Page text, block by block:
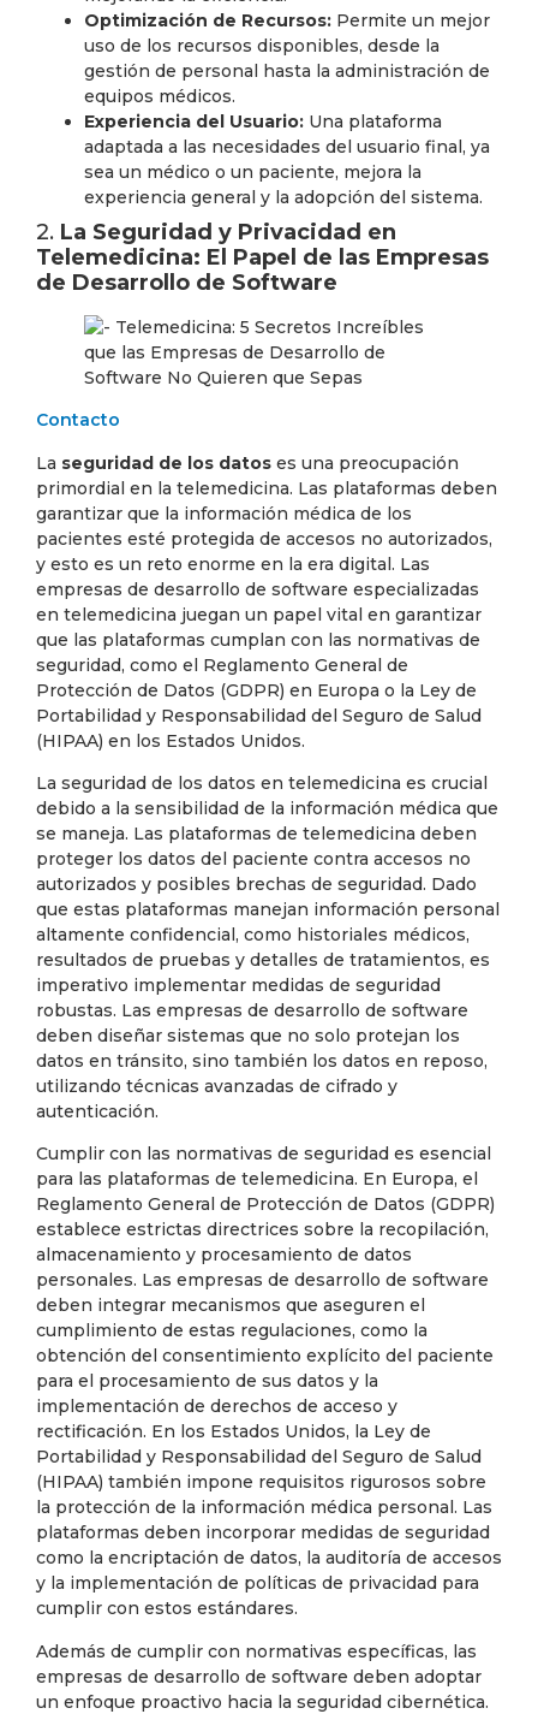
Optimización de Recursos: Permite un mejor
uso de los recursos disponibles, desde la
gestión de personal hasta la administración de
equipos médicos.
Experiencia del Usuario: Una plataforma
adaptada a las necesidades del usuario final, ya
sea un médico o un paciente, mejora la
experiencia general y la adopción del sistema.
2. La Seguridad y Privacidad en
Telemedicina: El Papel de las Empresas
de Desarrollo de Software
Contacto
La seguridad de los datos es una preocupación
primordial en la telemedicina. Las plataformas deben
garantizar que la información médica de los
pacientes esté protegida de accesos no autorizados,
y esto es un reto enorme en la era digital. Las
empresas de desarrollo de software especializadas
en telemedicina juegan un papel vital en garantizar
que las plataformas cumplan con las normativas de
seguridad, como el Reglamento General de
Protección de Datos (GDPR) en Europa o la Ley de
Portabilidad y Responsabilidad del Seguro de Salud
(HIPAA) en los Estados Unidos.
La seguridad de los datos en telemedicina es crucial
debido a la sensibilidad de la información médica que
se maneja. Las plataformas de telemedicina deben
proteger los datos del paciente contra accesos no
autorizados y posibles brechas de seguridad. Dado
que estas plataformas manejan información personal
altamente confidencial, como historiales médicos,
resultados de pruebas y detalles de tratamientos, es
imperativo implementar medidas de seguridad
robustas. Las empresas de desarrollo de software
deben diseñar sistemas que no solo protejan los
datos en tránsito, sino también los datos en reposo,
utilizando técnicas avanzadas de cifrado y
autenticación.
Cumplir con las normativas de seguridad es esencial
para las plataformas de telemedicina. En Europa, el
Reglamento General de Protección de Datos (GDPR)
establece estrictas directrices sobre la recopilación,
almacenamiento y procesamiento de datos
personales. Las empresas de desarrollo de software
deben integrar mecanismos que aseguren el
cumplimiento de estas regulaciones, como la
obtención del consentimiento explícito del paciente
para el procesamiento de sus datos y la
implementación de derechos de acceso y
rectificación. En los Estados Unidos, la Ley de
Portabilidad y Responsabilidad del Seguro de Salud
(HIPAA) también impone requisitos rigurosos sobre
la protección de la información médica personal. Las
plataformas deben incorporar medidas de seguridad
como la encriptación de datos, la auditoría de accesos
y la implementación de políticas de privacidad para
cumplir con estos estándares.
Además de cumplir con normativas específicas, las
empresas de desarrollo de software deben adoptar
un enfoque proactivo hacia la seguridad cibernética.